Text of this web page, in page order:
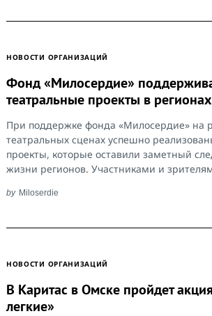
НОВОСТИ ОРГАНИЗАЦИЙ
Фонд «Милосердие»
театральные проекты в регионах
При поддержке фонда «Милосердие» на
театральных сценах успешно
проекты, которые оставили заметный
жизни регионов. Участниками и
by Miloserdie
НОВОСТИ ОРГАНИЗАЦИЙ
В Каритас в Омске пройдет
легкие»